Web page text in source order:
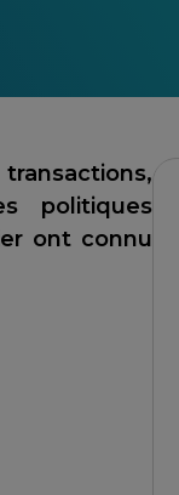
politiques
ont connu